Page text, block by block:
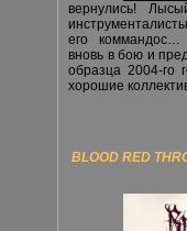
вернулись!
его коммандос…
вновь в бою и
образца 2004-го
хорошие
BLOOD RED